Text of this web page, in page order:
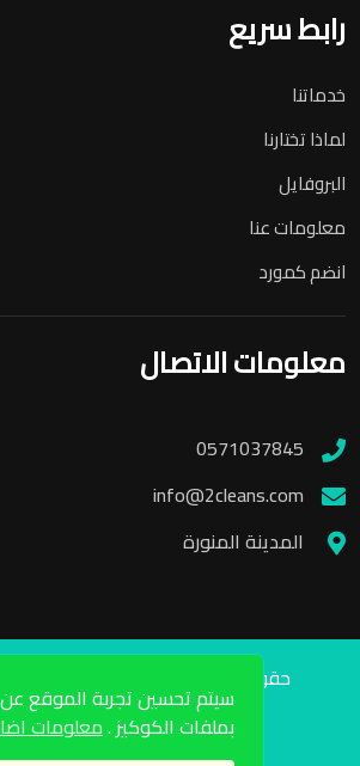
سيتم تحسين تجربة الموقع
بملفات الكوكيز .معلومات
رابط سريع
خدماتنا
لماذا تختارنا
البروفايل
معلومات عنا
انضم كمورد
معلومات الاتصال
0571037845
info@2cleans.com
المدينة المنورة
حقوق الطبع والنشر محفوظة لشركة تو
برمجة محمد حسن
للتوصل